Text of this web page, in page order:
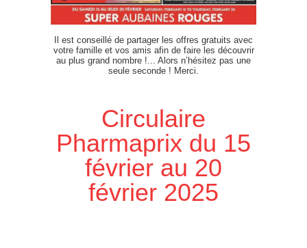
Il est conseillé de partager les offres gratuits avec
votre famille et vos amis afin de faire les découvrir
au plus grand nombre !... Alors n’hésitez pas une
seule seconde ! Merci.
Circulaire
Pharmaprix du 15
février au 20
février 2025